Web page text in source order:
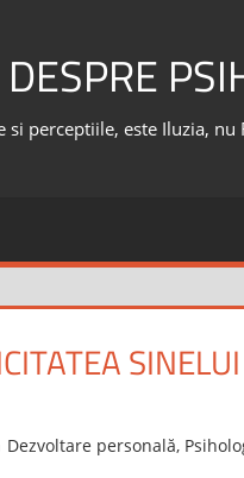
si perceptiile, este Iluzia, nu
Dezvoltare personală,